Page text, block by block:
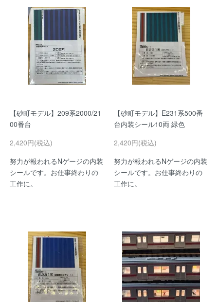
【砂町モデル】209系2000/21
00番台
2,420円(税込)
努力が報われるNゲージの内装
シールです。お仕事終わりの
工作に。
【砂町モデル】E231系500番
台内装シール10両 緑色
2,420円(税込)
努力が報われるNゲージの内装
シールです。お仕事終わりの
工作に。